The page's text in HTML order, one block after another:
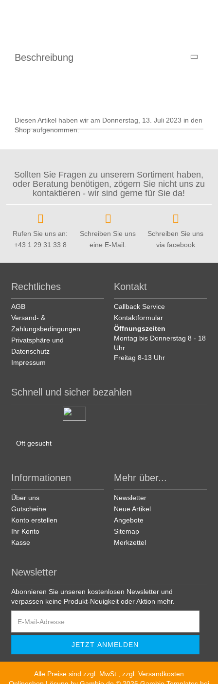
Beschreibung
Diesen Artikel haben wir am Donnerstag, 13. Juli 2023 in den
Shop aufgenommen.
Sollten Sie Fragen zu unserem Sortiment haben,
oder Beratung benötigen, zögern Sie nicht uns zu
kontaktieren - wir sind gerne für Sie da!
Rufen Sie uns an:
+43 1 29 31 33 8
Schreiben Sie uns
eine E-Mail.
Schreiben Sie uns
via facebook
Rechtliches
AGB
Versand- &
Zahlungsbedingungen
Privatsphäre und
Datenschutz
Impressum
Kontakt
Callback Service
Kontaktformular
Öffnungszeiten
Montag bis Donnerstag 8 - 18
Uhr
Freitag 8-13 Uhr
Schnell und sicher bezahlen
Oft gesucht
Informationen
Über uns
Gutscheine
Konto erstellen
Ihr Konto
Kasse
Mehr über...
Newsletter
Neue Artikel
Angebote
Sitemap
Merkzettel
Newsletter
Abonnieren Sie unseren kostenlosen Newsletter und
verpassen keine Produkt-Neuigkeit oder Aktion mehr.
Alle Preise sind zzgl. MwSt., zzgl. Versandkosten